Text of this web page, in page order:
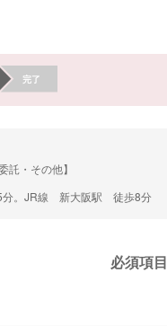
完了
託・その他】
。JR線 新大阪駅 徒歩8分
必須項目